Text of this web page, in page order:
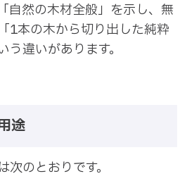
自然の木材全般」を示し、無
1本の木から切り出した純粋
違いがあります。
途
のとおりです。